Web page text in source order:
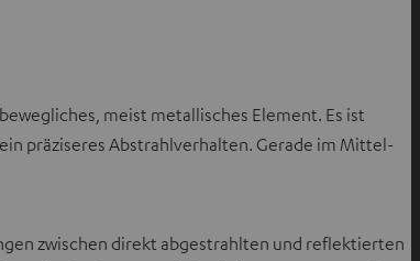
meist metallisches Element. Es ist
präziseres Abstrahlverhalten. Gerade im Mittel-
zwischen direkt abgestrahlten und reflektierten